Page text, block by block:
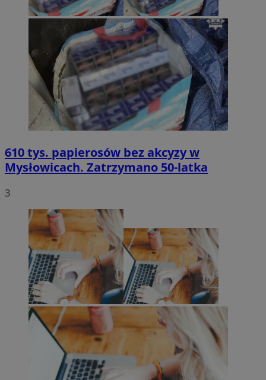
610 tys. papierosów bez akcyzy w
Mysłowicach. Zatrzymano 50-latka
3